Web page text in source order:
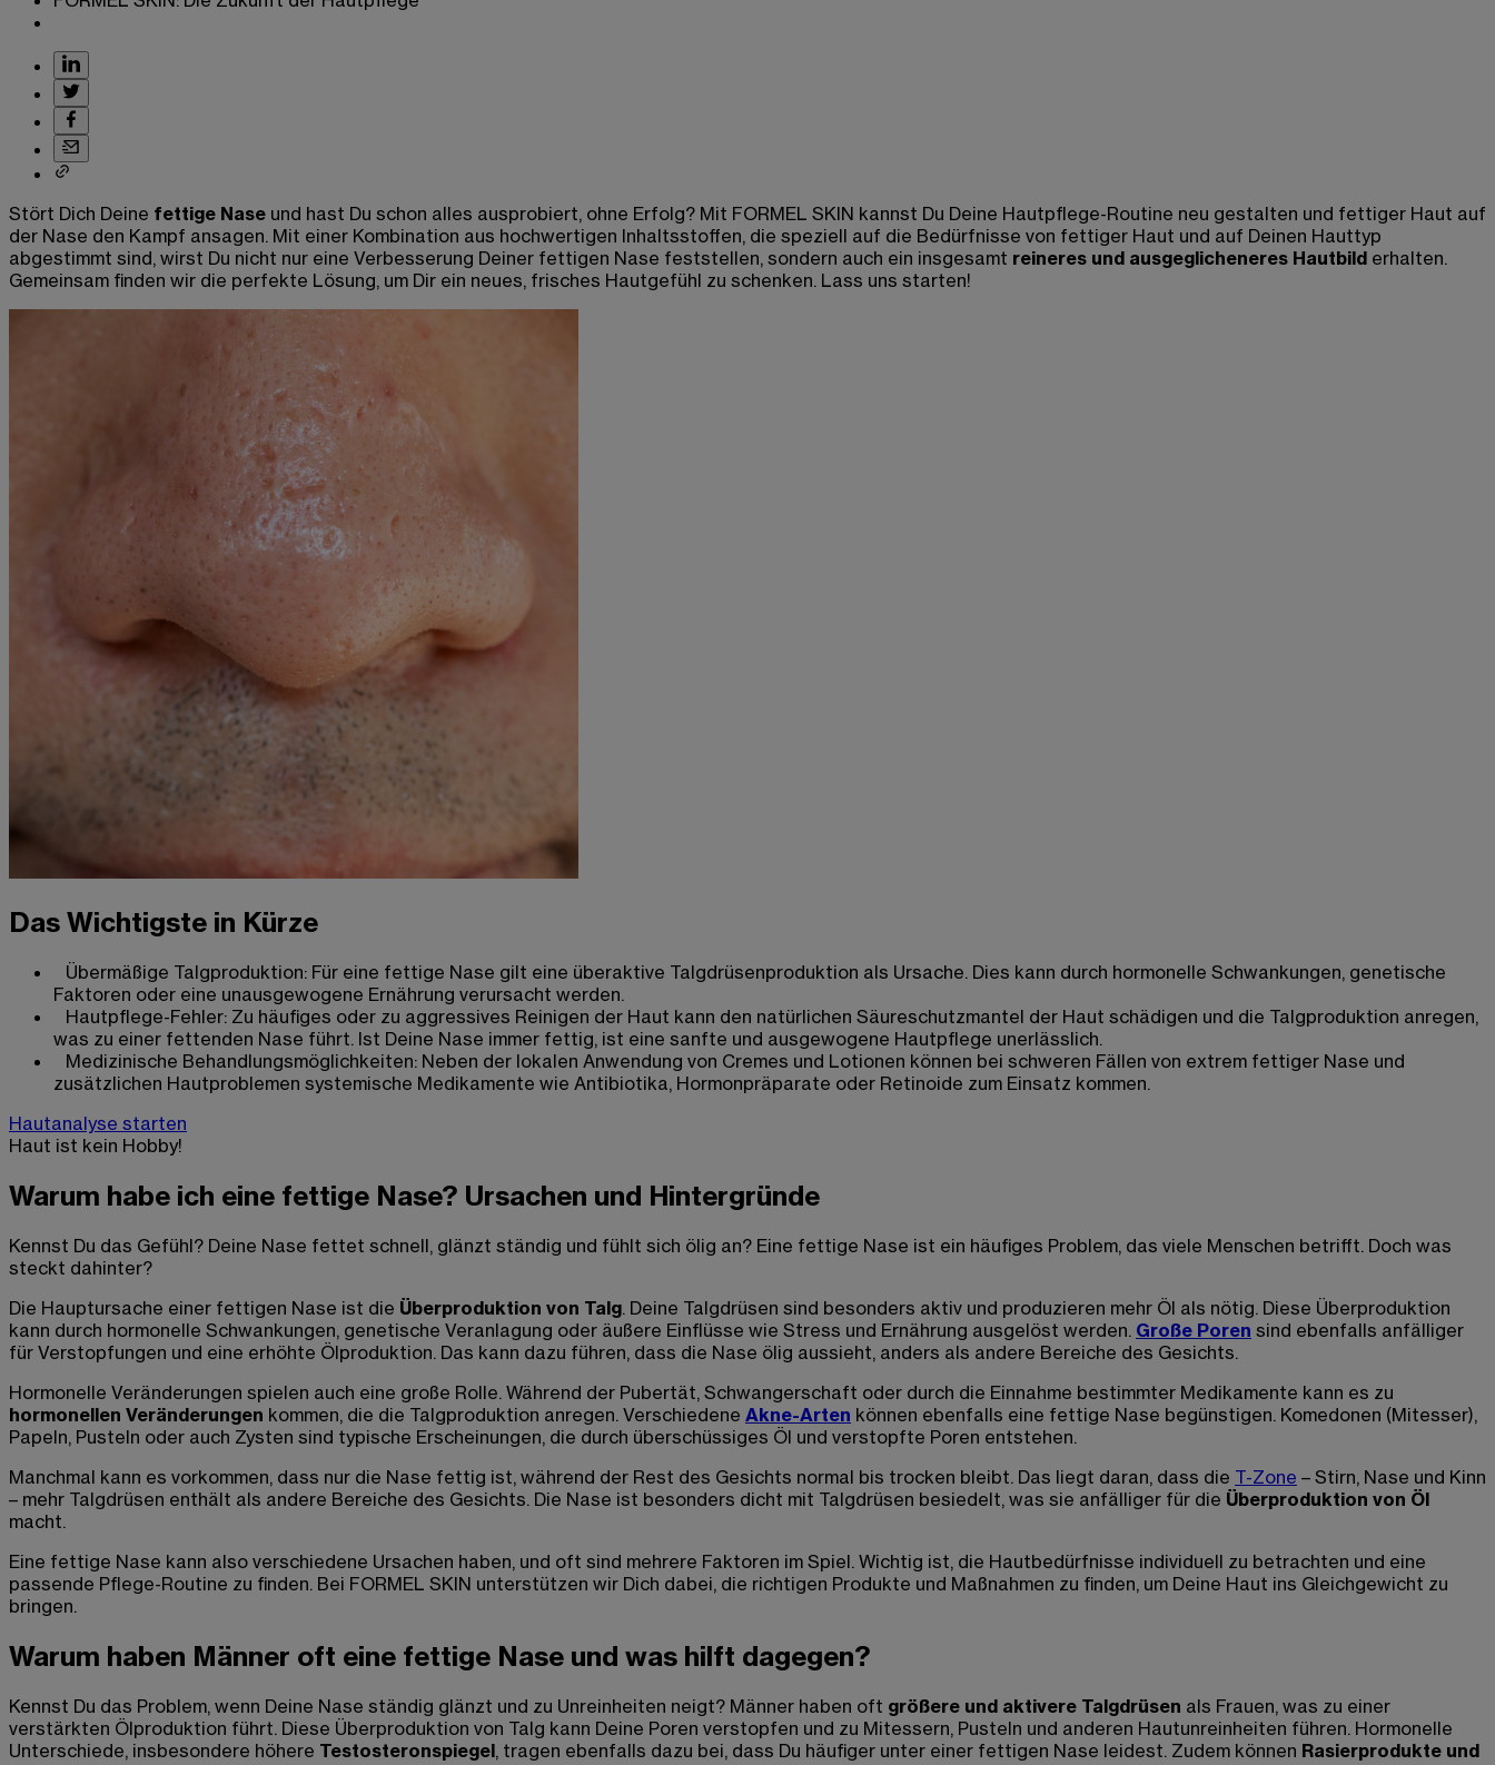
Stört Dich Deine fettige Nase und hast Du schon alles ausprobiert, ohne Erfolg? Mit FORMEL SKIN kannst Du Deine Hautpflege-Routine neu gestalten und fettiger Haut auf
der Nase den Kampf ansagen. Mit einer Kombination aus hochwertigen Inhaltsstoffen, die speziell auf die Bedürfnisse von fettiger Haut und auf Deinen Hauttyp
abgestimmt sind, wirst Du nicht nur eine Verbesserung Deiner fettigen Nase feststellen, sondern auch ein insgesamt reineres und ausgeglicheneres Hautbild erhalten.
Gemeinsam finden wir die perfekte Lösung, um Dir ein neues, frisches Hautgefühl zu schenken. Lass uns starten!
Das Wichtigste in Kürze
Übermäßige Talgproduktion: Für eine fettige Nase gilt eine überaktive Talgdrüsenproduktion als Ursache. Dies kann durch hormonelle Schwankungen, genetische
Faktoren oder eine unausgewogene Ernährung verursacht werden.
Hautpflege-Fehler: Zu häufiges oder zu aggressives Reinigen der Haut kann den natürlichen Säureschutzmantel der Haut schädigen und die Talgproduktion anregen,
was zu einer fettenden Nase führt. Ist Deine Nase immer fettig, ist eine sanfte und ausgewogene Hautpflege unerlässlich.
Medizinische Behandlungsmöglichkeiten: Neben der lokalen Anwendung von Cremes und Lotionen können bei schweren Fällen von extrem fettiger Nase und
zusätzlichen Hautproblemen systemische Medikamente wie Antibiotika, Hormonpräparate oder Retinoide zum Einsatz kommen.
Hautanalyse starten
Haut ist kein Hobby!
Warum habe ich eine fettige Nase? Ursachen und Hintergründe
Kennst Du das Gefühl? Deine Nase fettet schnell, glänzt ständig und fühlt sich ölig an? Eine fettige Nase ist ein häufiges Problem, das viele Menschen betrifft. Doch was
steckt dahinter?
Die Hauptursache einer fettigen Nase ist die Überproduktion von Talg. Deine Talgdrüsen sind besonders aktiv und produzieren mehr Öl als nötig. Diese Überproduktion
kann durch hormonelle Schwankungen, genetische Veranlagung oder äußere Einflüsse wie Stress und Ernährung ausgelöst werden. Große Poren sind ebenfalls anfälliger
für Verstopfungen und eine erhöhte Ölproduktion. Das kann dazu führen, dass die Nase ölig aussieht, anders als andere Bereiche des Gesichts.
Hormonelle Veränderungen spielen auch eine große Rolle. Während der Pubertät, Schwangerschaft oder durch die Einnahme bestimmter Medikamente kann es zu
hormonellen Veränderungen kommen, die die Talgproduktion anregen. Verschiedene Akne-Arten können ebenfalls eine fettige Nase begünstigen. Komedonen (Mitesser),
Papeln, Pusteln oder auch Zysten sind typische Erscheinungen, die durch überschüssiges Öl und verstopfte Poren entstehen.
Manchmal kann es vorkommen, dass nur die Nase fettig ist, während der Rest des Gesichts normal bis trocken bleibt. Das liegt daran, dass die T-Zone – Stirn, Nase und Kinn
– mehr Talgdrüsen enthält als andere Bereiche des Gesichts. Die Nase ist besonders dicht mit Talgdrüsen besiedelt, was sie anfälliger für die Überproduktion von Öl
macht.
Eine fettige Nase kann also verschiedene Ursachen haben, und oft sind mehrere Faktoren im Spiel. Wichtig ist, die Hautbedürfnisse individuell zu betrachten und eine
passende Pflege-Routine zu finden. Bei FORMEL SKIN unterstützen wir Dich dabei, die richtigen Produkte und Maßnahmen zu finden, um Deine Haut ins Gleichgewicht zu
bringen.
Warum haben Männer oft eine fettige Nase und was hilft dagegen?
Kennst Du das Problem, wenn Deine Nase ständig glänzt und zu Unreinheiten neigt? Männer haben oft größere und aktivere Talgdrüsen als Frauen, was zu einer
verstärkten Ölproduktion führt. Diese Überproduktion von Talg kann Deine Poren verstopfen und zu Mitessern, Pusteln und anderen Hautunreinheiten führen. Hormonelle
Unterschiede, insbesondere höhere Testosteronspiegel, tragen ebenfalls dazu bei, dass Du häufiger unter einer fettigen Nase leidest. Zudem können Rasierprodukte und